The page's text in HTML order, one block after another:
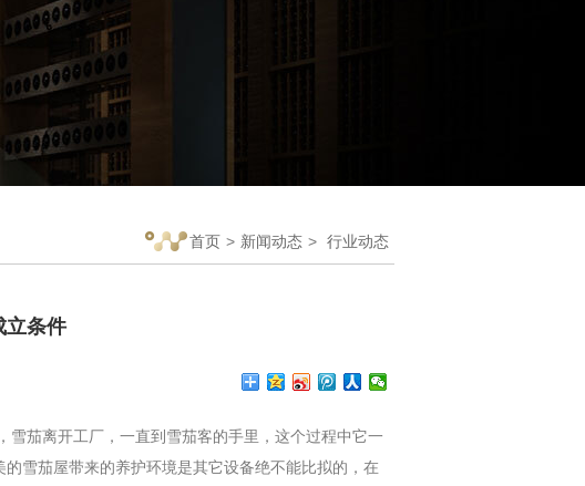
首页 > 新闻动态 > 行业动态
立条件
茄离开工厂，一直到雪茄客的手里，这个过程中它一
雪茄屋带来的养护环境是其它设备绝不能比拟的，在